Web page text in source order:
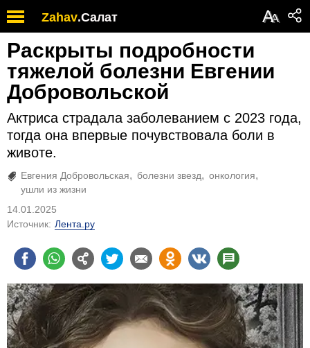
Zahav.Салат АА
Раскрыты подробности
тяжелой болезни Евгении
Добровольской
Актриса страдала заболеванием с 2023 года,
тогда она впервые почувствовала боли в
животе.
Евгения Добровольская болезни звезд
онкология
ушли из жизни
14.01.2025
Источник: Лента.ру